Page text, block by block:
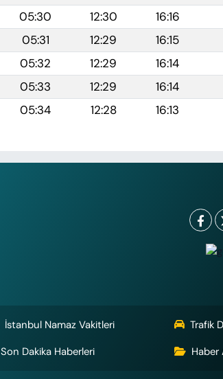
05:30 12:30 16:16
05:31 12:29 16:15
05:32 12:29 16:14
05:33 12:29 16:14
05:34 12:28 16:13
İstanbul Namaz Vakitleri
Trafik
Son Dakika Haberleri Haber